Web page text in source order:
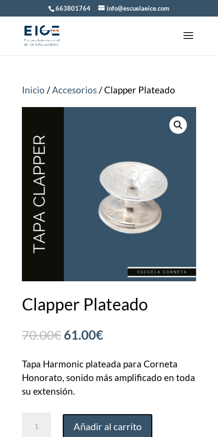
663801764 info@escuelaeice.com
Inicio /Accesorios/ Clapper Plateado
Clapper Plateado
70.00€El
original
era:
70.00€.
61.00€El
actual
es:
Tapa Harmonic plateada para Corneta
Honorato, sonido más amplificado en toda
su extensión.
Añadir al carrito